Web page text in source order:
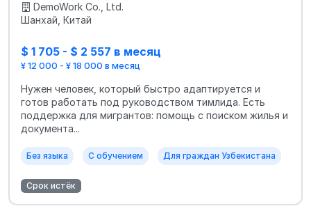
DemoWork Co., Ltd.
Шанхай, Китай
$ 1 705 - $ 2 557 в месяц
¥ 12 000 - ¥ 18 000 в месяц
Нужен человек, который быстро адаптируется и
готов работать под руководством тимлида. Есть
поддержка для мигрантов: помощь с поиском жилья и
документа...
Без языка С обучением Для граждан Узбекистана
Срок истёк